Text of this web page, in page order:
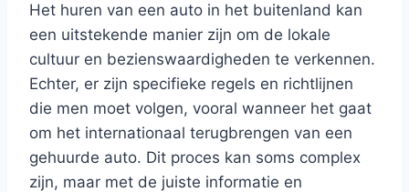
Het huren van een auto in het buitenland kan
een uitstekende manier zijn om de lokale
cultuur en bezienswaardigheden te verkennen.
Echter, er zijn specifieke regels en richtlijnen
die men moet volgen, vooral wanneer het gaat
om het internationaal terugbrengen van een
gehuurde auto. Dit proces kan soms complex
zijn, maar met de juiste informatie en